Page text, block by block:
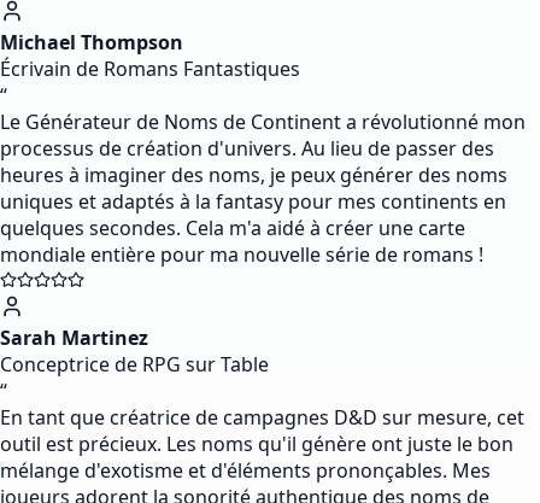
Michael Thompson
Écrivain de Romans Fantastiques
“
Le Générateur de Noms de Continent a révolutionné mon
processus de création d'univers. Au lieu de passer des
heures à imaginer des noms, je peux générer des noms
uniques et adaptés à la fantasy pour mes continents en
quelques secondes. Cela m'a aidé à créer une carte
mondiale entière pour ma nouvelle série de romans !
Sarah Martinez
Conceptrice de RPG sur Table
“
En tant que créatrice de campagnes D&D sur mesure, cet
outil est précieux. Les noms qu'il génère ont juste le bon
mélange d'exotisme et d'éléments prononçables. Mes
joueurs adorent la sonorité authentique des noms de